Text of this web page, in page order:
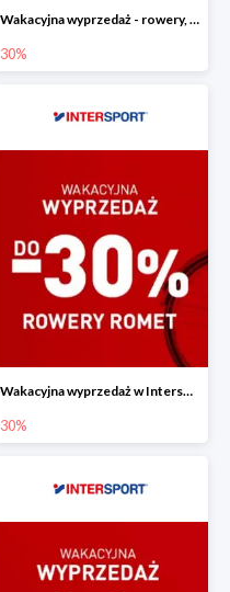
Wakacyjna wyprzedaż - rowery, odzież i akcesoria rowerowe w Intersport do -30%
30%
Wakacyjna wyprzedaż w Intersport - rowery Romet do -30%
30%